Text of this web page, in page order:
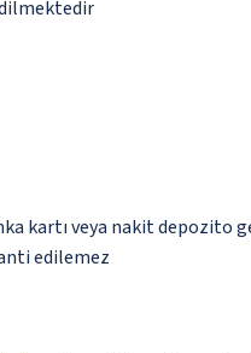
kartı veya nakit depozito
edilemez